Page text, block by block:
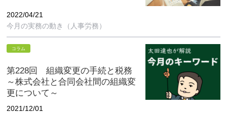
2022/04/21
今月の実務の動き（人事労務）
コラム
第228回 組織変更の手続と税務
～株式会社と合同会社間の組織変
更について～
2021/12/01